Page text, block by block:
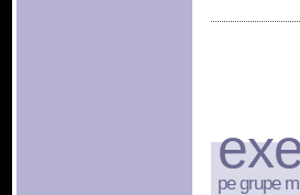
pe grupe